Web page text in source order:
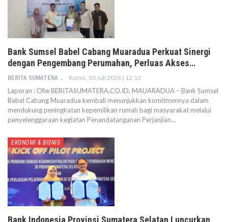
Bank Sumsel Babel Cabang Muaradua Perkuat Sinergi
dengan Pengembang Perumahan, Perluas Akses…
BERITA SUMATERA Kamis, 30 Juli 2026 | 12.13
Laporan : Ofie BERITASUMATERA.CO.ID, MAUARADUA – Bank Sumsel
Babel Cabang Muaradua kembali menunjukkan komitmennya dalam
mendukung peningkatan kepemilikan rumah bagi masyarakat melalui
penyelenggaraan kegiatan Penandatanganan Perjanjian…
EKONOMI & BISNIS
Bank Indonesia Provinsi Sumatera Selatan Luncurkan